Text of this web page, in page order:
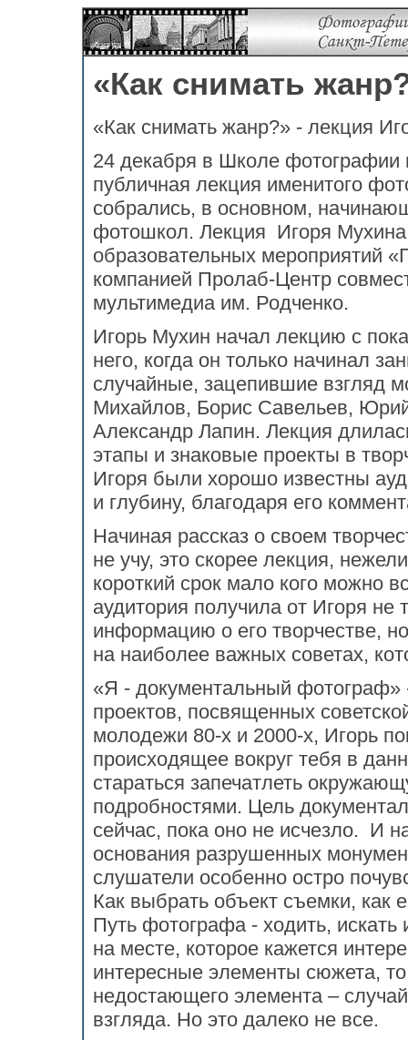
«Как снимать
«Как снимать жанр?» - лекция
24 декабря в Школе
публичная лекция именитого
собрались, в основном,
фотошкол. Лекция Игоря
образовательных мероприятий
компанией Пролаб-Центр
мультимедиа им. Родченко.
Игорь Мухин начал лекцию с
него, когда он только начинал
случайные, зацепившие взгляд
Михайлов, Борис Савельев,
Александр Лапин. Лекция
этапы и знаковые проекты в
Игоря были хорошо известны
и глубину, благодаря его
Начиная рассказ о своем
не учу, это скорее лекция,
короткий срок мало кого можно
аудитория получила от Игоря не
информацию о его творчестве,
на наиболее важных советах,
«Я - документальный фотограф»
проектов, посвященных
молодежи 80-х и 2000-х, Игорь
происходящее вокруг тебя в
стараться запечатлеть
подробностями. Цель
сейчас, пока оно не исчезло. И
основания разрушенных
слушатели особенно остро
Как выбрать объект съемки, как
Путь фотографа - ходить,
на месте, которое кажется
интересные элементы сюжета,
недостающего элемента –
взгляда. Но это далеко не все.